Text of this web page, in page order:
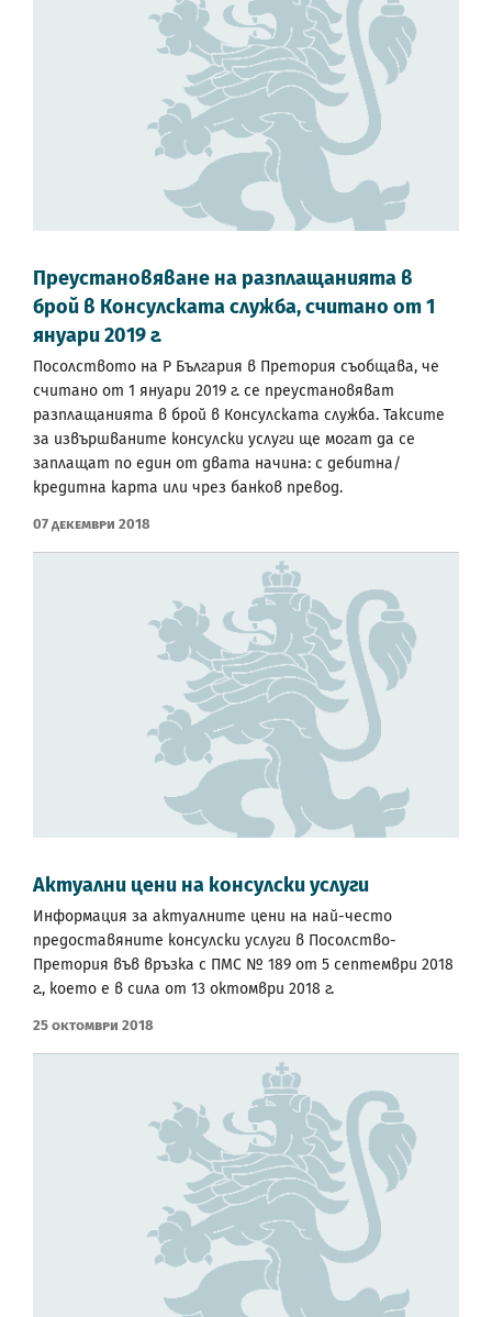
Преустановяване на разплащанията в
брой в Консулската служба, считано от 1
януари 2019 г.
Посолството на Р България в Претория съобщава, че
считано от 1 януари 2019 г. се преустановяват
разплащанията в брой в Консулската служба. Таксите
за извършваните консулски услуги ще могат да се
заплащат по един от двата начина: с дебитна/
кредитна карта или чрез банков превод.
07 Декември 2018
Актуални цени на консулски услуги
Информация за актуалните цени на най-често
предоставяните консулски услуги в Посолство-
Претория във връзка с ПМС № 189 от 5 септември 2018
г., което е в сила от 13 октомври 2018 г.
25 Октомври 2018